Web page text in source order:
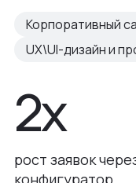
Корпоративный
UX\UI-дизайн и
2х
рост заявок
конфигуратор